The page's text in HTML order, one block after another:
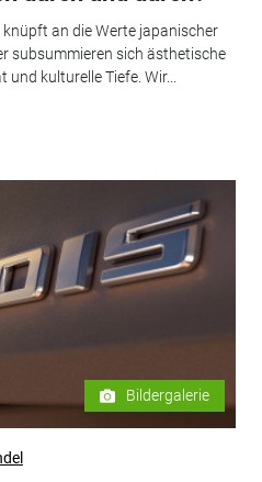
an die Werte japanischer
subsummieren sich ästhetische
kulturelle Tiefe. Wir...
Bildergalerie